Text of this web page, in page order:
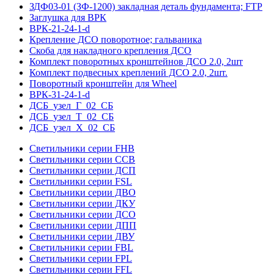
ЗДФ03-01 (ЗФ-1200) закладная деталь фундамента; FTP
Заглушка для ВРК
ВРК-21-24-1-d
Крепление ДСО поворотное; гальваника
Скоба для накладного крепления ДСО
Комплект поворотных кронштейнов ДСО 2.0, 2шт
Комплект подвесных креплений ДСО 2.0, 2шт.
Поворотный кронштейн для Wheel
ВРК-31-24-1-d
ДСБ_узел_Г_02_СБ
ДСБ_узел_Т_02_СБ
ДСБ_узел_Х_02_СБ
Светильники серии FHB
Светильники серии ССВ
Светильники серии ДСП
Светильники серии FSL
Светильники серии ДВО
Светильники серии ДКУ
Светильники серии ДСО
Светильники серии ДПП
Светильники серии ДВУ
Светильники серии FBL
Светильники серии FPL
Светильники серии FFL